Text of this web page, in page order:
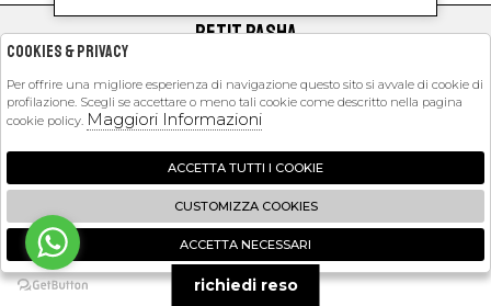
PETIT PASHA
EXTRA
2026 Petit Pasha - P.iva : 09423341214 Powered by
Zucchetti
🍪
richiedi reso
Cookies & Privacy
Per offrire una migliore esperienza di navigazione questo sito si avvale di cookie di
profilazione. Scegli se accettare o meno tali cookie come descritto nella pagina
cookie policy. Maggiori Informazioni
ACCETTA TUTTI I COOKIE
CUSTOMIZZA COOKIES
ACCETTA NECESSARI